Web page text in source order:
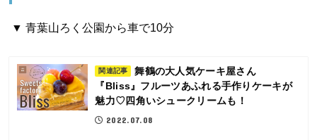
▼ 青葉山ろく公園から車で10分
関連記事
舞鶴の大人気ケーキ屋さん
『Bliss』フルーツあふれる手作りケーキが
魅力♡四角いシュークリームも！
2022.07.08